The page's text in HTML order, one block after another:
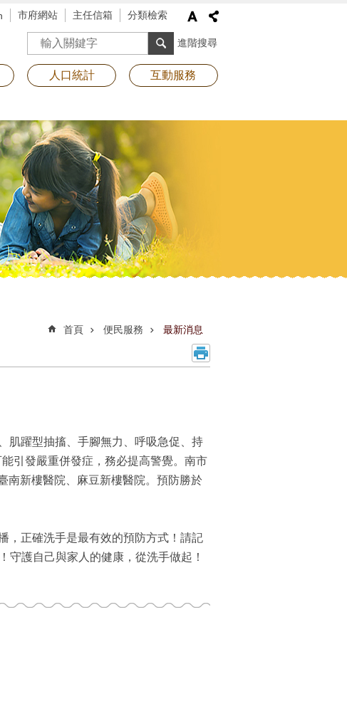
市府網站 主任信箱 分類檢索
搜尋 進階搜尋
人口統計 互動服務
首頁 便民服務 最新消息
肌躍型抽搐、手腳無力、呼吸急促、持
引發嚴重併發症，務必提高警覺。南市
南新樓醫院、麻豆新樓醫院。預防勝於
，正確洗手是最有效的預防方式！請記
守護自己與家人的健康，從洗手做起！